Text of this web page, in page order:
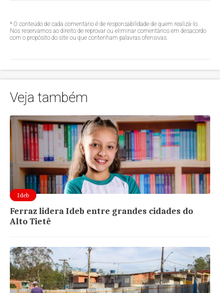
* O conteúdo de cada comentário é de responsabilidade de quem realizá-lo.
Nos reservamos ao direito de reprovar ou eliminar comentários em desacordo
com o propósito do site ou que contenham palavras ofensivas.
Veja também
Ideb
Ferraz lidera Ideb entre grandes cidades do
Alto Tietê